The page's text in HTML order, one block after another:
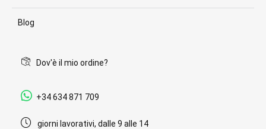
Blog
Dov'è il mio ordine?
+34 634 871 709
giorni lavorativi, dalle 9 alle 14